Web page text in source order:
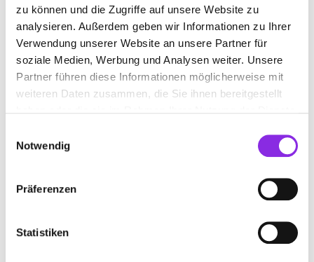
zu können und die Zugriffe auf unsere Website zu
analysieren. Außerdem geben wir Informationen zu Ihrer
Verwendung unserer Website an unsere Partner für
soziale Medien, Werbung und Analysen weiter. Unsere
Partner führen diese Informationen möglicherweise mit
weiteren Daten zusammen, die Sie ihnen bereitgestellt
Notwendig
Präferenzen
Statistiken
Finden
ALLE LAMBSHEIM
Lessingstraße 3